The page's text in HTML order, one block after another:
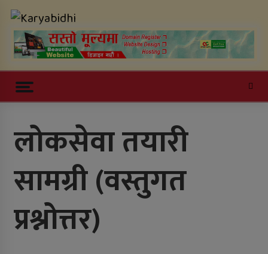
contentOnline News Portal
काठमाडौं उपत्यकाबाट बाहिरिने लामो
दूरीका सवारीसाधन बसपार्कमै रोकिए
काँक्रेविहारलाई विश्वस्तरीय पर्यटन केन्द्र
बनाउन सुझाव
सल्यानमा खोरेत रोग नियन्त्रणका लागि
लोकसेवा तयारी
सामग्री (वस्तुगत
प्रश्नोत्तर)